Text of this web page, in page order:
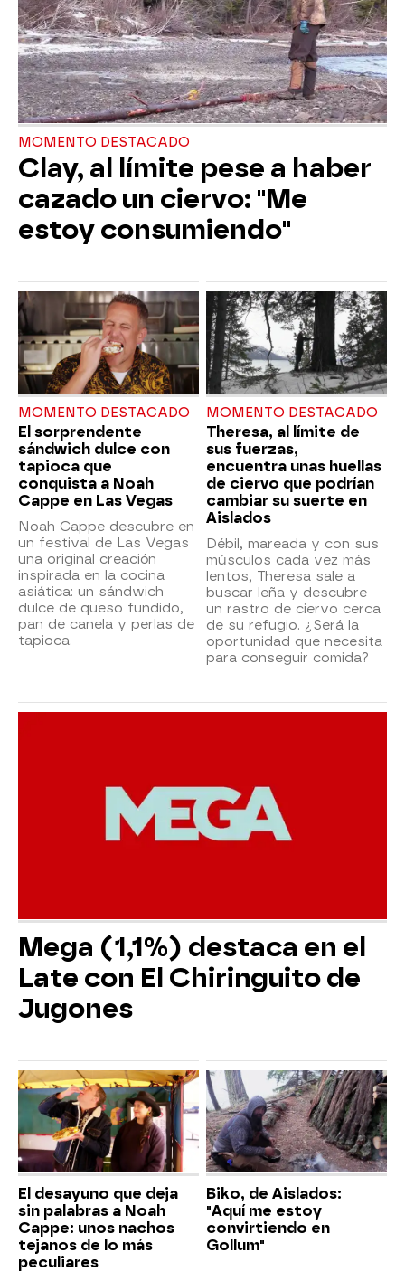
MOMENTO DESTACADO
Clay, al límite pese a haber
cazado un ciervo: "Me
estoy consumiendo"
MOMENTO DESTACADO
El sorprendente
sándwich dulce con
tapioca que
conquista a Noah
Cappe en Las Vegas
Noah Cappe descubre en
un festival de Las Vegas
una original creación
inspirada en la cocina
asiática: un sándwich
dulce de queso fundido,
pan de canela y perlas de
tapioca.
MOMENTO DESTACADO
Theresa, al límite de
sus fuerzas,
encuentra unas huellas
de ciervo que podrían
cambiar su suerte en
Aislados
Débil, mareada y con sus
músculos cada vez más
lentos, Theresa sale a
buscar leña y descubre
un rastro de ciervo cerca
de su refugio. ¿Será la
oportunidad que necesita
para conseguir comida?
Mega (1,1%) destaca en el
Late con El Chiringuito de
Jugones
El desayuno que deja
sin palabras a Noah
Cappe: unos nachos
tejanos de lo más
peculiares
Biko, de Aislados:
"Aquí me estoy
convirtiendo en
Gollum"